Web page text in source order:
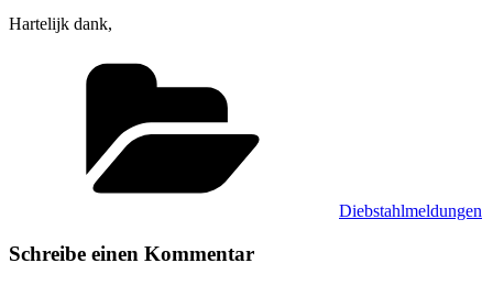
Hartelijk dank,
Diebstahlmeldungen
Schreibe einen Kommentar